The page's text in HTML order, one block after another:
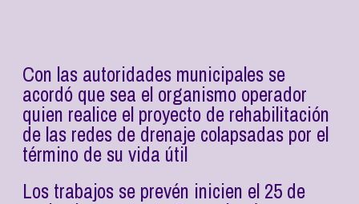
Con las autoridades municipales se
acordó que sea el organismo operador
quien realice el proyecto de rehabilitación
de las redes de drenaje colapsadas por el
término de su vida útil
Los trabajos se prevén inicien el 25 de